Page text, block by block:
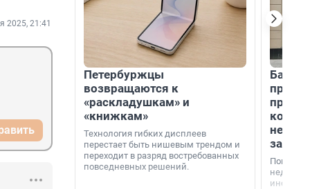
2025, 21:41
Петербуржцы
возвращаются к
«раскладушкам» и
«книжкам»
Технология гибких дисплеев
перестает быть нишевым трендом и
переходит в разряд востребованных
повседневных решений.
Банк
Покупка